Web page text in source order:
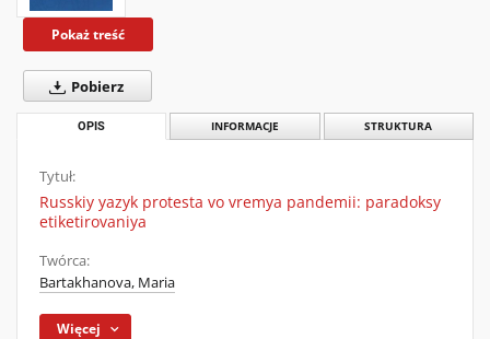
Pokaż treść
Pobierz
OPIS INFORMACJE STRUKTURA
Tytuł:
Russkiy yazyk protesta vo vremya pandemii: paradoksy
etiketirovaniya
Twórca:
Bartakhanova, Maria
Więcej